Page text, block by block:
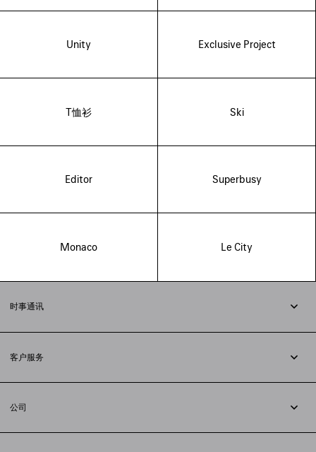
Unity Exclusive Project
T恤衫 Ski
Editor Superbusy
Monaco Le City
时事通讯
客户服务
配送方式
支付
公司